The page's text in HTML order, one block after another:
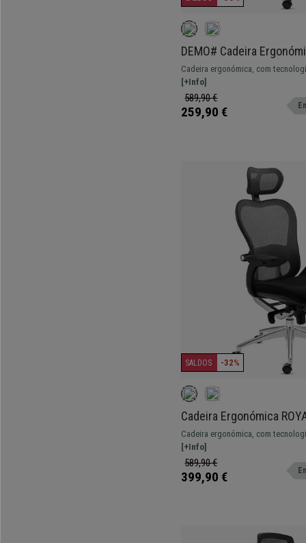
DEMO# Cadeira
Suporte Lombar
Preto
Cadeira ergonómica, com
Excelente conforto com estilo
[+Info]
589,90 €
259,90 €
SALDOS -32%
Cadeira Ergonómica
Suporte Lombar
Cinzento
Cadeira ergonómica, com
Excelente conforto com estilo
[+Info]
589,90 €
399,90 €